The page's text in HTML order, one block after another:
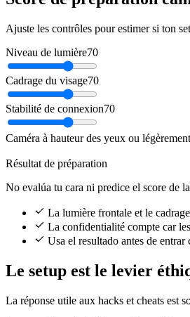
Ajuste les contrôles pour estimer si ton
Niveau de lumière70
Cadrage du visage70
Stabilité de connexion70
Caméra à hauteur des yeux ou
Résultat de préparation
No evalúa tu cara ni predice el score de
La lumière frontale et le
La confidentialité compte car
Usa el resultado antes de entrar
Le setup est le levier
La réponse utile aux hacks et cheats est